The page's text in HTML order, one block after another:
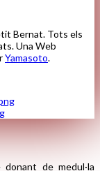
donant de medul·la
Bernat. Tots els
Una Web
Yamasoto.